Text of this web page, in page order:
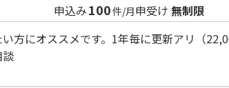
申込み100件/月申受け 無制限
方にオススメです。1年毎に更新アリ（